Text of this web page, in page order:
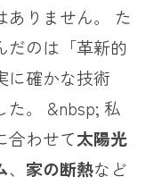
ありません。 た
だのは「革新的
に確かな技術
た。 &nbsp; 私
合わせて太陽光
、 家の断熱など